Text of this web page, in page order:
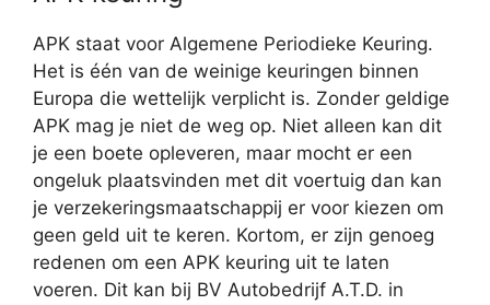
APK staat voor Algemene Periodieke Keuring.
Het is één van de weinige keuringen binnen
Europa die wettelijk verplicht is. Zonder geldige
APK mag je niet de weg op. Niet alleen kan dit
je een boete opleveren, maar mocht er een
ongeluk plaatsvinden met dit voertuig dan kan
je verzekeringsmaatschappij er voor kiezen om
geen geld uit te keren. Kortom, er zijn genoeg
redenen om een APK keuring uit te laten
voeren. Dit kan bij BV Autobedrijf A.T.D. in